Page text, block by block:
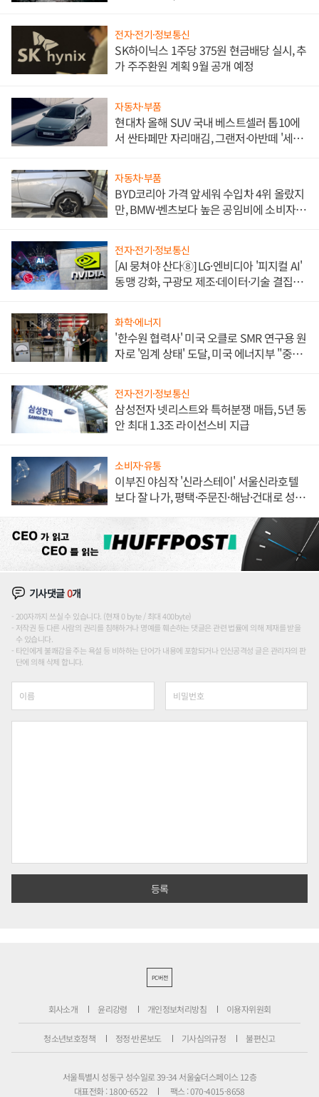
전자·전기·정보통신
SK하이닉스 1주당 375원 현금배당 실시, 추
가 주주환원 계획 9월 공개 예정
자동차·부품
현대차 올해 SUV 국내 베스트셀러 톱10에
서 싼타페만 자리매김, 그랜저·아반떼 '세단
자동차·부품
BYD코리아 가격 앞세워 수입차 4위 올랐지
만, BMW·벤츠보다 높은 공임비에 소비자
전자·전기·정보통신
[AI 뭉쳐야 산다⑧] LG·엔비디아 '피지컬 AI'
동맹 강화, 구광모 제조·데이터·기술 결집
화학·에너지
'한수원 협력사' 미국 오클로 SMR 연구용 원
자로 '임계 상태' 도달, 미국 에너지부 "중요
전자·전기·정보통신
삼성전자 넷리스트와 특허분쟁 매듭, 5년 동
안 최대 1.3조 라이선스비 지급
소비자·유통
이부진 야심작 '신라스테이' 서울신라호텔
보다 잘 나가, 평택·주문진·해남·건대로 성
기사댓글0개
200자까지 쓰실 수 있습니다. (현재 0 byte / 최대 400byte)
저작권 등 다른 사람의 권리를 침해하거나 명예를 훼손하는 댓글은 관련 법률에 의해 제재를 받을
수 있습니다.
타인에게 불쾌감을 주는 욕설 등 비하하는 단어가 내용에 포함되거나 인신공격성 글은 관리자의 판
단에 의해 삭제 합니다.
PC버전
회사소개 윤리강령 개인정보처리방침 이용자위원회
청소년보호정책 정정·반론보도 기사심의규정 불편신고
서울특별시 성동구 성수일로 39-34 서울숲더스페이스 12층
대표전화 : 1800-6522
팩스 : 070-4015-8658